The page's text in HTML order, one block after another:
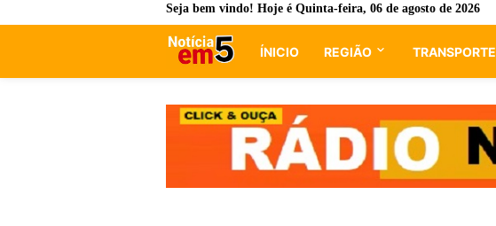
Seja bem vindo! Hoje é Quinta-feira, 06 de agosto de 2026
ÍNICIO REGIÃO TRANSPORTE